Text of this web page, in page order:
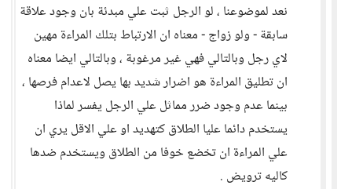
نعد لموضوعنا ، لو الرجل ثبت علي مبدئة بان وجود علاقة
سابقة - ولو زواج - معناه ان الارتباط بتلك المراءة مهين
لاي رجل وبالتالي فهي غير مرغوبة ، وبالتالي ايضا معناه
ان تطليق المراءة هو اضرار شديد بها يصل لاعدام فرصها ،
بينما عدم وجود ضرر مماثل علي الرجل يفسر لماذا
يستخدم دائما عليا الطلاق كتهديد او علي الاقل يري ان
علي المراءة ان تخضع خوفا من الطلاق ويستخدم ضدها
كاليه ترويض .